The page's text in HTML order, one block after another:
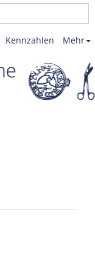
Mehr
Kennzahlen